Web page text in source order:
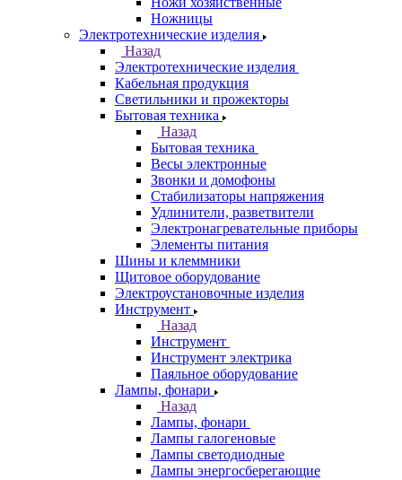
Ножницы
Электротехнические изделия
Назад
Электротехнические изделия
Кабельная продукция
Светильники и прожекторы
Бытовая техника
Назад
Бытовая техника
Весы электронные
Звонки и домофоны
Стабилизаторы напряжения
Удлинители, разветвители
Электронагревательные приборы
Элементы питания
Шины и клеммники
Щитовое оборудование
Электроустановочные изделия
Инструмент
Назад
Инструмент
Инструмент электрика
Паяльное оборудование
Лампы, фонари
Назад
Лампы, фонари
Лампы галогеновые
Лампы светодиодные
Лампы энергосберегающие